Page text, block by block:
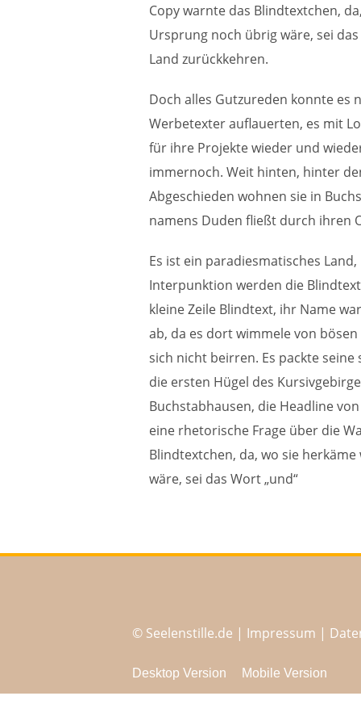
Copy warnte das Blindtextchen,
Ursprung noch übrig wäre, sei
Land zurückkehren.
Doch alles Gutzureden konnte es
Werbetexter auflauerten, es mit
für ihre Projekte wieder und
immernoch. Weit hinten, hinter
Abgeschieden wohnen sie in
namens Duden fließt durch ihren
Es ist ein paradiesmatisches
Interpunktion werden die
kleine Zeile Blindtext, ihr Name
ab, da es dort wimmele von
sich nicht beirren. Es packte
die ersten Hügel des
Buchstabhausen, die Headline
eine rhetorische Frage über die
Blindtextchen, da, wo sie
wäre, sei das Wort „und“
© Seelenstille.de | Impressum |
Desktop Version Mobile Version